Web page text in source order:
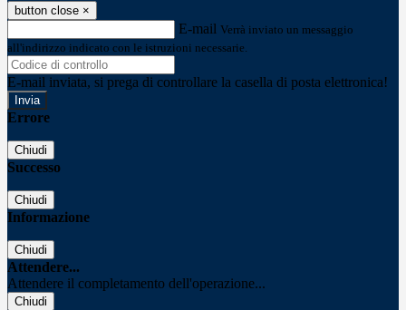
button close ×
E-mail Verrà inviato un messaggio
all'indirizzo indicato con le istruzioni necessarie.
E-mail inviata, si prega di controllare la casella di posta elettronica!
Errore
Chiudi
Successo
Chiudi
Informazione
Chiudi
Attendere...
Attendere il completamento dell'operazione...
Chiudi